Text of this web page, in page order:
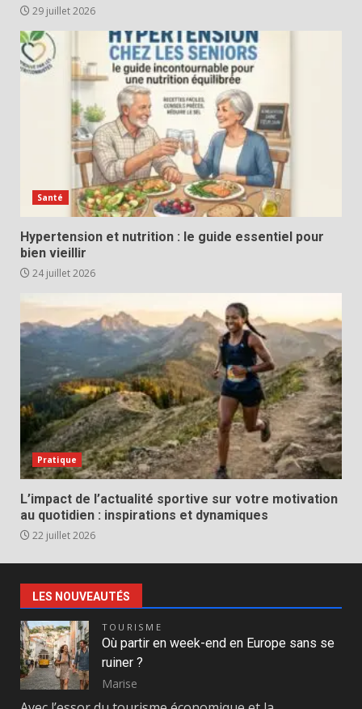
29 juillet 2026
Santé
Hypertension et nutrition : le guide essentiel pour
bien vieillir
24 juillet 2026
Pratique
L’impact de l’actualité sportive sur votre motivation
au quotidien : inspirations et dynamiques
22 juillet 2026
LES NOUVEAUTÉS
TOURISME
Où partir en week-end en Europe sans se
ruiner ?
Marise